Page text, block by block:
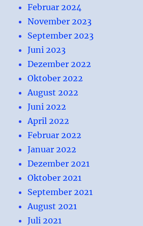
Februar 2024
November 2023
September 2023
Juni 2023
Dezember 2022
Oktober 2022
August 2022
Juni 2022
April 2022
Februar 2022
Januar 2022
Dezember 2021
Oktober 2021
September 2021
August 2021
Juli 2021